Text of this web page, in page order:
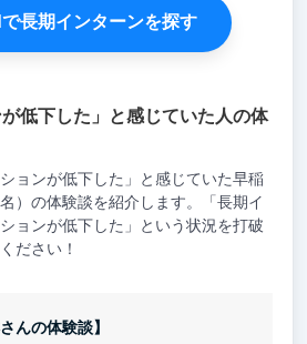
長期インターンを探す
が低下した」と感じていた人の体
ョンが低下した」と感じていた早稲
）の体験談を紹介します。「長期イ
ョンが低下した」という状況を打破
ださい！
んの体験談】